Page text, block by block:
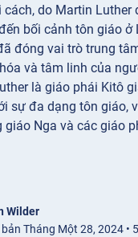
cách, do Martin Luther
bối cảnh tôn giáo ở
đóng vai trò trung
và tâm linh của
là giáo phái Kitô
sự đa dạng tôn giáo,
giáo Nga và các giáo
Wilder
Tháng Một 28, 2024 •